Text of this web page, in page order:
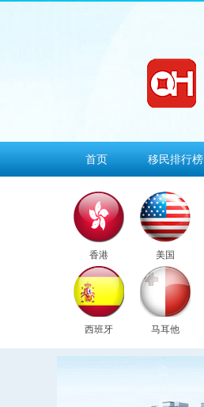
首页 移民排行榜
香港 美国
西班牙 马耳他